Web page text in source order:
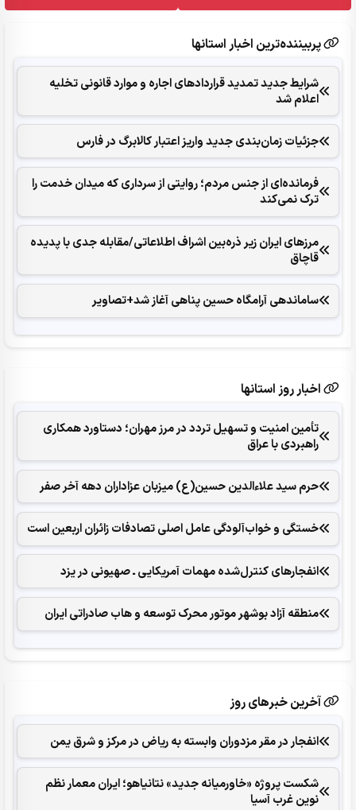
پربیننده‌ترین اخبار استانها
شرایط جدید تمدید قراردادهای اجاره و موارد قانونی تخلیه
اعلام شد
جزئیات زمان‌بندی جدید واریز اعتبار کالابرگ در فارس
فرمانده‌ای از جنس مردم؛ روایتی از سرداری که میدان خدمت را
ترک نمی‌کند
مرزهای ایران زیر ذره‌بین اشراف اطلاعاتی/مقابله جدی با پدیده
قاچاق
ساماندهی آرامگاه حسین پناهی آغاز شد+تصاویر
اخبار روز استانها
تأمین امنیت و تسهیل تردد در مرز مهران؛ دستاورد همکاری‌
راهبردی با عراق
حرم سید علاءالدین حسین(ع) میزبان عزاداران دهه آخر صفر
خستگی و خواب‌آلودگی عامل اصلی تصادفات زائران اربعین است
انفجارهای ‌کنترل‌شده ‌مهمات آمریکایی ـ صهیونی در یزد
منطقه آزاد بوشهر موتور محرک توسعه و هاب صادراتی ایران
آخرین خبرهای روز
انفجار در مقر مزدوران وابسته به ریاض در مرکز و شرق یمن
شکست پروژه «خاورمیانه جدید» نتانیاهو؛ ایران معمار نظم
نوین غرب آسیا